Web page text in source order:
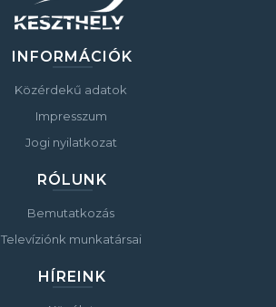
INFORMÁCIÓK
Közérdekű adatok
Impresszum
Jogi nyilatkozat
RÓLUNK
Bemutatkozás
Televíziónk munkatársai
HÍREINK